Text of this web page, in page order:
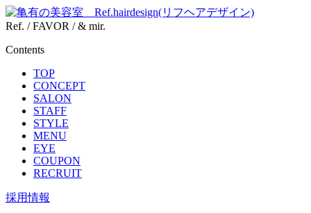
Ref. / FAVOR / & mir.
Contents
TOP
CONCEPT
SALON
STAFF
STYLE
MENU
EYE
COUPON
RECRUIT
採用情報